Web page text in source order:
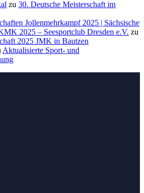
zu 30. Deutsche Meisterschaft im
Jollenmehrkampf 2025 | Sächsische
2025 – Seesportclub Dresden e.V. zu
2025 JMK in Bautzen
Aktualisierte Sport- und